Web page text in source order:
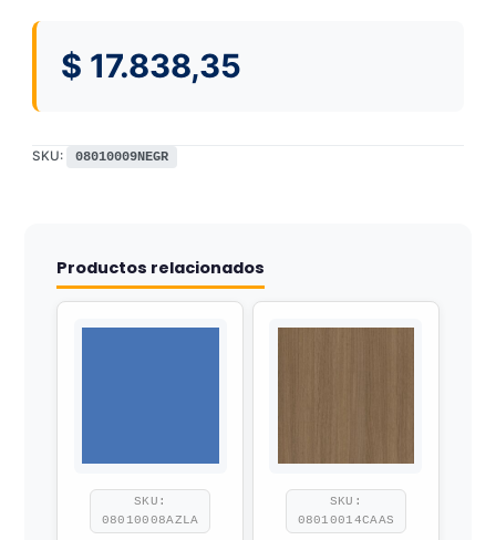
$ 17.838,35
SKU: 08010009NEGR
Productos relacionados
SKU:
08010008AZLA
SKU:
08010014CAAS